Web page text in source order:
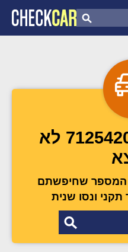
צ'ק קאר
דוח בדיקת רכב
רכב מספר 71254203 לא
המספר שחיפשתם
ונסו שנית